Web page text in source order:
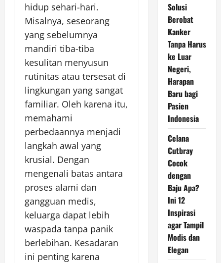
hidup sehari-hari.
Misalnya, seseorang
yang sebelumnya
mandiri tiba-tiba
kesulitan menyusun
rutinitas atau tersesat di
lingkungan yang sangat
familiar. Oleh karena itu,
memahami
perbedaannya menjadi
langkah awal yang
krusial. Dengan
mengenali batas antara
proses alami dan
gangguan medis,
keluarga dapat lebih
waspada tanpa panik
berlebihan. Kesadaran
ini penting karena
Solusi
Berobat
Kanker
Tanpa Harus
ke Luar
Negeri,
Harapan
Baru bagi
Pasien
Indonesia
Celana
Cutbray
Cocok
dengan
Baju Apa?
Ini 12
Inspirasi
agar Tampil
Modis dan
Elegan